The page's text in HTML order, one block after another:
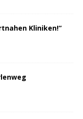
Kliniken!“